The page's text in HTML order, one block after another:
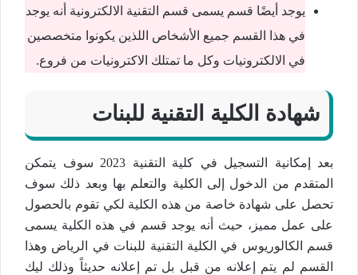
يوجد أيضًا قسم يسمى قسم التقنية الالكترونية أنه يوجد
في هذا القسم جميع الأشخاص اللذين يكونوا متخصصين
في الالكترونيات وكل ما تمتلك الاكترونيات من فروع.
شهادة الكلية التقنية للبنات
بعد إمكانية التسجيل في كلية التقنية 2023 سوف يتمكن
المتقدم من الدخول إلى الكلية والتعلم بها وبعد ذلك سوف
تحصل على شهادة خاصة من هذه الكلية لكي تقوم بالحصول
على عمل مميز، حيث أنه يوجد قسم في هذه الكلية يسمى
قسم الكالوريوس في الكلية التقنية للبنات في الرياض وهذا
القسم لم يتم إعلانه من قبل بل تم إعلانه حديثاً وذلك ليك